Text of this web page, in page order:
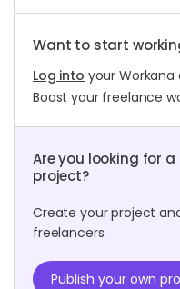
Want to start
Log into your
Boost your freelance
Are you looking for
project?
Create your project
freelancers.
Publish your own